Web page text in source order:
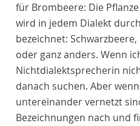
für Brombeere: Die
wird in jedem Dialekt
bezeichnet:
oder ganz anders. Wenn
Nichtdialektsprecherin
danach suchen. Aber
untereinander vernetzt
Bezeichnungen nach und